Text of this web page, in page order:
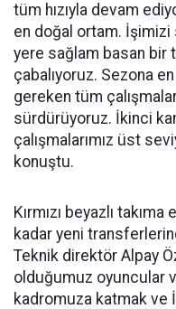
tüm hızıyla devam
en doğal ortam. İşimizi
yere sağlam basan bir
çabalıyoruz. Sezona
gereken tüm
sürdürüyoruz. İkinci
çalışmalarımız üst
konuştu.
Kırmızı beyazlı
kadar yeni
Teknik direktör Alpay
olduğumuz oyuncular
kadromuza katmak ve